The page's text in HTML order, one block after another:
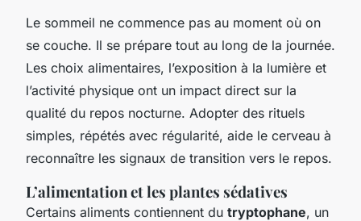
Le sommeil ne commence pas au moment où on
se couche. Il se prépare tout au long de la journée.
Les choix alimentaires, l’exposition à la lumière et
l’activité physique ont un impact direct sur la
qualité du repos nocturne. Adopter des rituels
simples, répétés avec régularité, aide le cerveau à
reconnaître les signaux de transition vers le repos.
L’alimentation et les plantes sédatives
Certains aliments contiennent du tryptophane, un